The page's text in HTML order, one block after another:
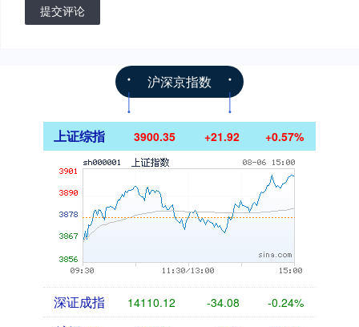
提交评论
沪深京指数
上证综指 3900.35 +21.92 +0.57%
深证成指 14110.12 -34.08 -0.24%